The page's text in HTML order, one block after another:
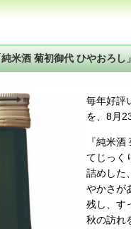
米酒 菊初御代 ひやおろし
毎年好評
を、8月
『純米
てじっく
詰めした
やかさが
残し、す
秋の訪れ